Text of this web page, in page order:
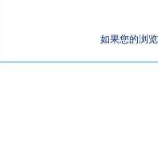
如果您的浏